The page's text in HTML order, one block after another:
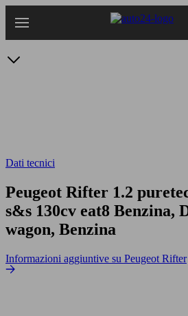
Dati tecnici
Peugeot Rifter 1.2
s&s 130cv eat8 Benzina,
wagon, Benzina
Informazioni aggiuntive su Peugeot Rifter